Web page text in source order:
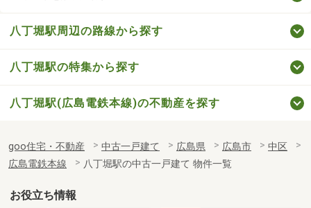
八丁堀駅周辺の路線から探す
八丁堀駅の特集から探す
八丁堀駅(広島電鉄本線)の不動産を探す
goo住宅・不動産 中古一戸建て 広島県 広島市
中区
広島電鉄本線
八丁堀駅の中古一戸建て 物件一覧
お役立ち情報